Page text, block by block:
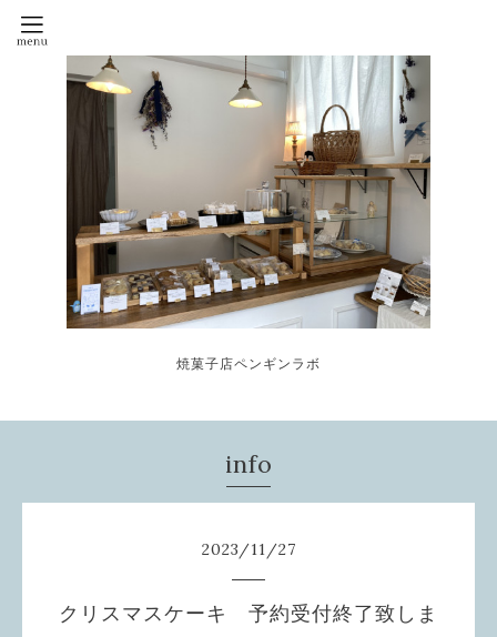
焼菓子店ペンギンラボ
info
2023/11/27
クリスマスケーキ 予約受付終了致しま